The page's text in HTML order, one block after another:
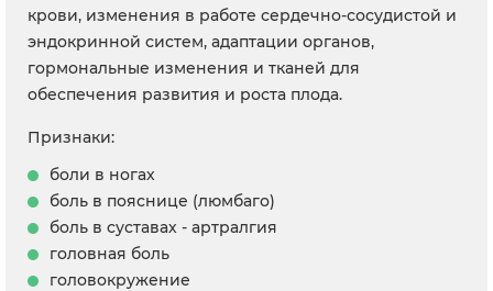
крови, изменения в работе сердечно-сосудистой и
эндокринной систем, адаптации органов,
гормональные изменения и тканей для
обеспечения развития и роста плода.
Признаки:
боли в ногах
боль в пояснице (люмбаго)
боль в суставах - артралгия
головная боль
головокружение